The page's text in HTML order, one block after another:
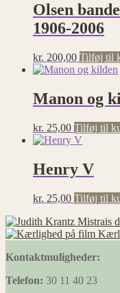
Olsen
1906-2006
kr. 200,00 Tilføj til
Manon og
kr. 25,00 Tilføj til
Henry V
kr. 25,00 Tilføj til
Kontaktmuligheder:
Telefon: 30 11 40 23